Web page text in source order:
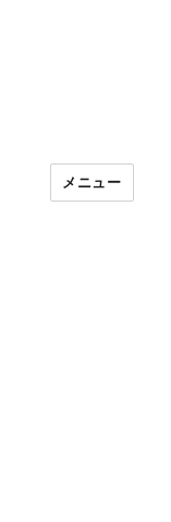
メニュー